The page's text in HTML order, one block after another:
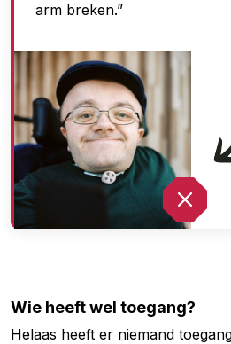
arm breken.”
Wie heeft wel toegang?
Helaas heeft er niemand